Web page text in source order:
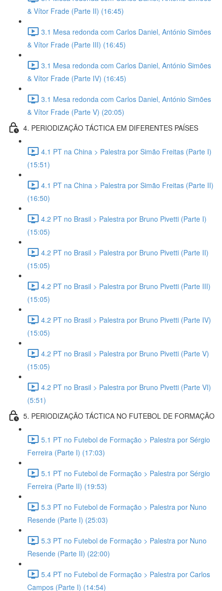
& Vítor Frade (Parte II) (16:45)
3.1 Mesa redonda com Carlos Daniel, António Simões
& Vítor Frade (Parte III) (16:45)
3.1 Mesa redonda com Carlos Daniel, António Simões
& Vítor Frade (Parte IV) (16:45)
3.1 Mesa redonda com Carlos Daniel, António Simões
& Vítor Frade (Parte V) (20:05)
4. PERIODIZAÇÃO TÁCTICA EM DIFERENTES PAÍSES
4.1 PT na China > Palestra por Simão Freitas (Parte I)
(15:51)
4.1 PT na China > Palestra por Simão Freitas (Parte II)
(16:50)
4.2 PT no Brasil > Palestra por Bruno Pivetti (Parte I)
(15:05)
4.2 PT no Brasil > Palestra por Bruno Pivetti (Parte II)
(15:05)
4.2 PT no Brasil > Palestra por Bruno Pivetti (Parte III)
(15:05)
4.2 PT no Brasil > Palestra por Bruno Pivetti (Parte IV)
(15:05)
4.2 PT no Brasil > Palestra por Bruno Pivetti (Parte V)
(15:05)
4.2 PT no Brasil > Palestra por Bruno Pivetti (Parte VI)
(5:51)
5. PERIODIZAÇÃO TÁCTICA NO FUTEBOL DE FORMAÇÃO
5.1 PT no Futebol de Formação > Palestra por Sérgio
Ferreira (Parte I) (17:03)
5.1 PT no Futebol de Formação > Palestra por Sérgio
Ferreira (Parte II) (19:53)
5.3 PT no Futebol de Formação > Palestra por Nuno
Resende (Parte I) (25:03)
5.3 PT no Futebol de Formação > Palestra por Nuno
Resende (Parte II) (22:00)
5.4 PT no Futebol de Formação > Palestra por Carlos
Campos (Parte I) (14:54)